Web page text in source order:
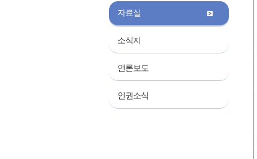
자료실
소식지
언론보도
인권소식